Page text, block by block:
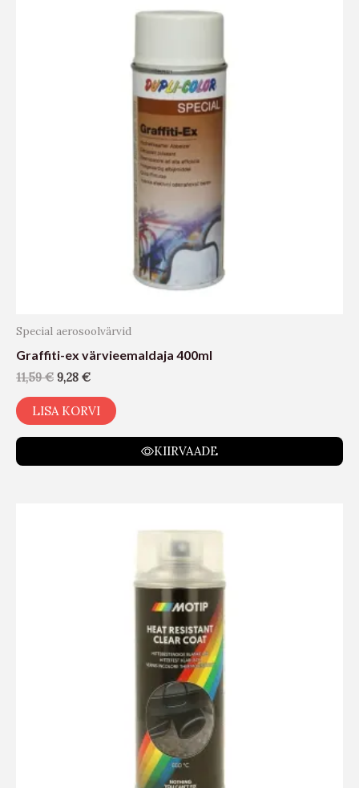
Special aerosoolvärvid
Graffiti-ex värvieemaldaja 400ml
11,59€ 9,28 €
LISA KORVI
KIIRVAADE